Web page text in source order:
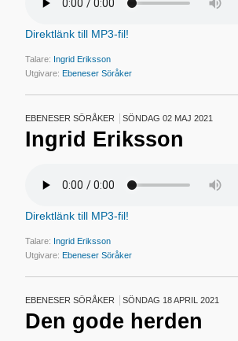
Direktlänk till MP3-fil!
Talare: Ingrid Eriksson
Utgivare:Ebeneser Söråker
EBENESER SÖRÅKER SÖNDAG 02 MAJ 2021
Ingrid Eriksson
Direktlänk till MP3-fil!
Talare: Ingrid Eriksson
Utgivare:Ebeneser Söråker
EBENESER SÖRÅKER SÖNDAG 18 APRIL 2021
Den gode herden